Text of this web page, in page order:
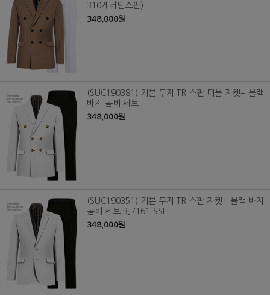
310게버딘스판)
348,000원
(SUC190381) 기본 무지 TR 스판 더블 자켓+ 블랙
바지 콤비 세트
348,000원
(SUC190351) 기본 무지 TR 스판 자켓+ 블랙 바지
콤비 세트 BJ7161-SSF
348,000원